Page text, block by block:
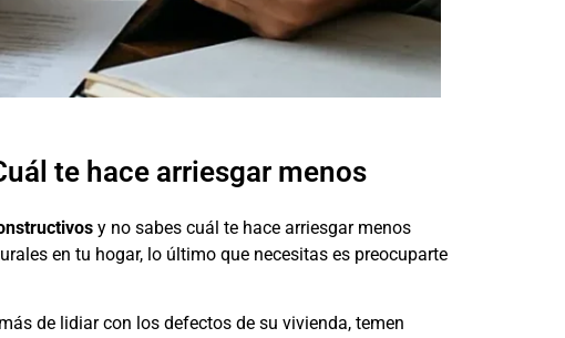
te hace arriesgar menos
y no sabes cuál te hace arriesgar menos
en tu hogar, lo último que necesitas es preocuparte
de lidiar con los defectos de su vivienda, temen